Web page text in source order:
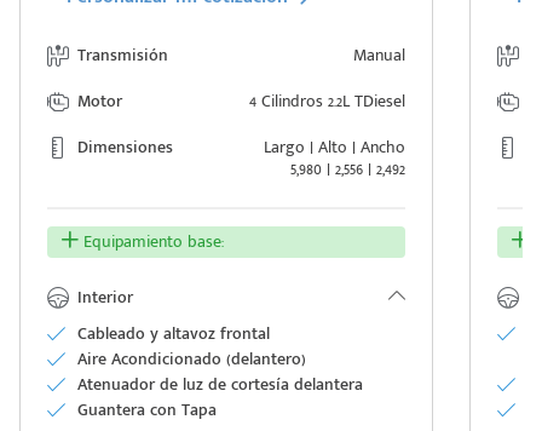
Transmisión
Manual
Motor
4 Cilindros 2.2L TDiesel
Dimensiones
Largo | Alto | Ancho
5,980 | 2,556 | 2,492
Equipamiento base:
Interior
Cableado y altavoz frontal
Aire Acondicionado (delantero)
Atenuador de luz de cortesía delantera
Guantera con Tapa